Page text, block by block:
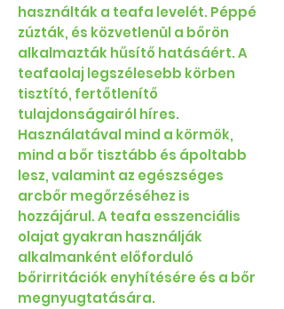
használták a teafa levelét. Péppé
zúzták, és közvetlenül a bőrön
alkalmazták hűsítő hatásáért. A
teafaolaj legszélesebb körben
tisztító, fertőtlenítő
tulajdonságairól híres.
Használatával mind a körmök,
mind a bőr tisztább és ápoltabb
lesz, valamint az egészséges
arcbőr megőrzéséhez is
hozzájárul. A teafa esszenciális
olajat gyakran használják
alkalmanként előforduló
bőrirritációk enyhítésére és a bőr
megnyugtatására.